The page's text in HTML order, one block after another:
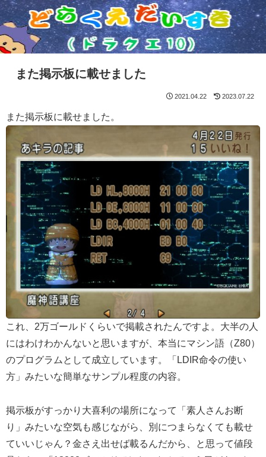
また掲示板に載せました
2021.04.22 2023.07.22
また掲示板に載せました。
これ、2万ゴールドくらいで掲載されたんですよ。大半の人
にはわけわかんないと思いますが、本当にマシン語（Z80）
のプログラムとして成立しています。「LDIR命令の使い
方」みたいな簡単なサンプル程度の内容。
掲示板がすっかり大喜利の場所になって「素人さんお断
り」みたいな空気も感じながら、別につまらなくても載せ
ていいじゃん？金さえ出せば載るんだから、と思って値段